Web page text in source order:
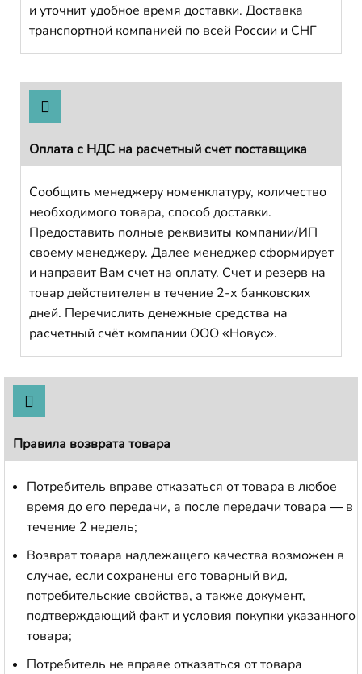
и уточнит удобное время доставки. Доставка
транспортной компанией по всей России и СНГ
Оплата с НДС на расчетный счет поставщика
Сообщить менеджеру номенклатуру, количество
необходимого товара, способ доставки.
Предоставить полные реквизиты компании/ИП
своему менеджеру. Далее менеджер сформирует
и направит Вам счет на оплату. Счет и резерв на
товар действителен в течение 2-х банковских
дней. Перечислить денежные средства на
расчетный счёт компании ООО «Новус».
Правила возврата товара
Потребитель вправе отказаться от товара в любое
время до его передачи, а после передачи товара — в
течение 2 недель;
Возврат товара надлежащего качества возможен в
случае, если сохранены его товарный вид,
потребительские свойства, а также документ,
подтверждающий факт и условия покупки указанного
товара;
Потребитель не вправе отказаться от товара